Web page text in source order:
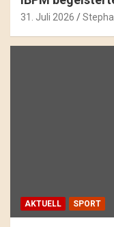
31. Juli 2026
AKTUELL SPORT